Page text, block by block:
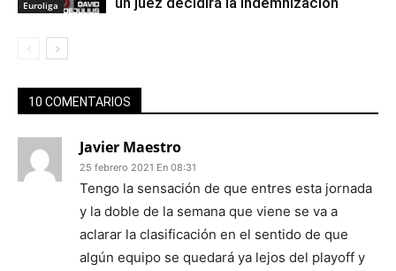
Euroliga
10 COMENTARIOS
Javier Maestro
25 febrero 2021 En 08:31
Tengo la sensación de que entres esta jornada
y la doble de la semana que viene se va a
aclarar la clasificación en el sentido de que
algún equipo se quedará ya lejos del playoff y